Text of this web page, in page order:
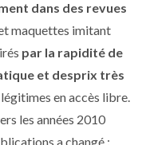
dans des revues
maquettes imitant
par la rapidité de
et desprix très
en accès libre.
les années 2010
a changé :